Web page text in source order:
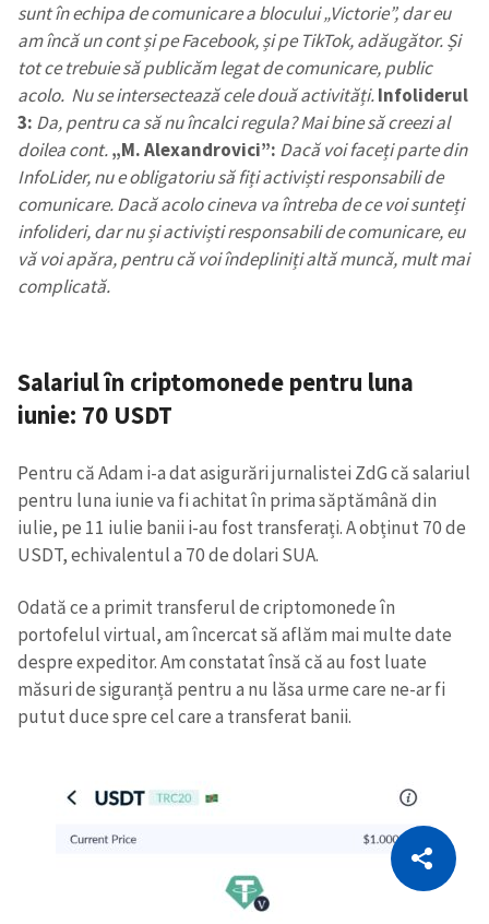
Copiază Link
sunt în echipa de comunicare a blocului „Victorie”, dar eu
am încă un cont și pe Facebook, și pe TikTok, adăugător. Și
tot ce trebuie să publicăm legat de comunicare, public
acolo. Nu se intersectează cele două activități.Infoliderul
3: Da, pentru ca să nu încalci regula? Mai bine să creezi al
doilea cont.„M. Alexandrovici”: Dacă voi faceți parte din
InfoLider, nu e obligatoriu să fiți activiști responsabili de
comunicare. Dacă acolo cineva va întreba de ce voi sunteți
infolideri, dar nu și activiști responsabili de comunicare, eu
vă voi apăra, pentru că voi îndepliniți altă muncă, mult mai
complicată.
Salariul în criptomonede pentru luna
iunie: 70 USDT
Pentru că Adam i-a dat asigurări jurnalistei ZdG că salariul
pentru luna iunie va fi achitat în prima săptămână din
iulie, pe 11 iulie banii i-au fost transferați. A obținut 70 de
USDT, echivalentul a 70 de dolari SUA.
Odată ce a primit transferul de criptomonede în
portofelul virtual, am încercat să aflăm mai multe date
despre expeditor. Am constatat însă că au fost luate
măsuri de siguranță pentru a nu lăsa urme care ne-ar fi
putut duce spre cel care a transferat banii.